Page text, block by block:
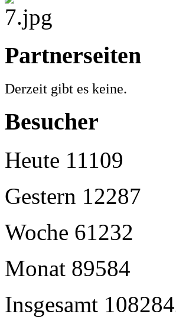
Partnerseiten
Derzeit gibt es keine.
Besucher
Heute 11109
Gestern 12287
Woche 61232
Monat 89584
Insgesamt